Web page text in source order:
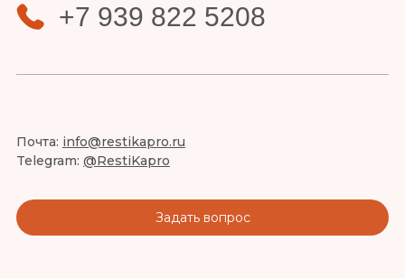
+7 939 822 5208
Почта: info@restikapro.ru
Telegram: @RestiKapro
Задать вопрос